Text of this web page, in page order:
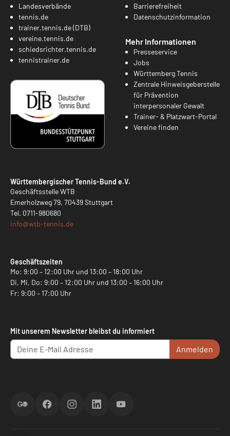
Landesverbände
tennis.de
trainer.tennis.de (DTB)
vereine.tennis.de
schiedsrichter.tennis.de
tennistrainer.de
Barrierefreiheit
Datenschutzinformation
Mehr Informationen
Presseservice
Jobs
Württemberg Tennis
Zentrale Hinweisgeberstelle
für Prävention
interpersonaler Gewalt
Trainer- & Platzwart-Portal
Vereine finden
Württembergischer Tennis-Bund e.V.
Geschäftsstelle WTB
Emerholzweg 79, 70439 Stuttgart
Tel. 0711-980680
info@wtb-tennis.de
Geschäftszeiten
Mo: 9:00 – 12:00 Uhr und 13:00 – 18:00 Uhr
Di, Mi, Do: 9:00 – 12:00 Uhr und 13:00 – 16:00 Uhr
Fr: 9:00 – 17:00 Uhr
Mit unserem Newsletter bleibst du informiert
Anmelden
ScoreGOFacebookInstagramLinkedInYouTube